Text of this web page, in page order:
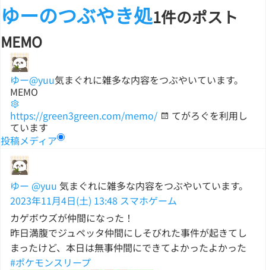
ゆーのつぶやき処1件のポスト
MEMO
ゆー@yuu気まぐれに雑多な内容をつぶやいています。
MEMO
https://green3green.com/memo/
てがろぐを利用し
ています
投稿メディア
ゆー @yuu 気まぐれに雑多な内容をつぶやいています。
2023年11月4日(土) 13:48 スマホゲーム
カゲボウズが仲間になった！
昨日満腹でジュペッタ仲間にしそびれた事件が起きてし
まったけど、本日は無事仲間にできてよかったよかった
#ポケモンスリープ